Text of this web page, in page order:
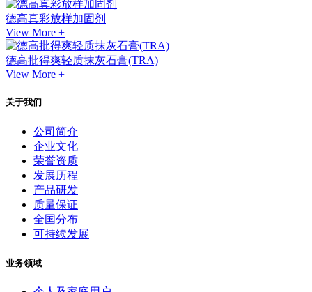
德高真彩放样加固剂
View More +
德高批得爽轻质抹灰石膏(TRA)
View More +
关于我们
公司简介
企业文化
荣誉资质
发展历程
产品研发
质量保证
全国分布
可持续发展
业务领域